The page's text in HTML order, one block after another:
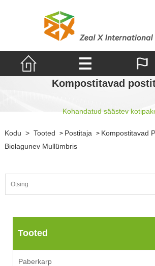
Kompostitavad
Kohandatud säästev
Kodu > Tooted > Postitaja > Kompostitavad
Biolagunev Mullümbris
Tooted
Paberkarp